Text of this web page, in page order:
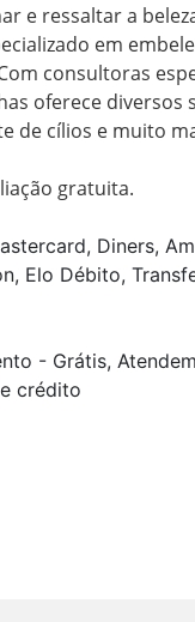
e ressaltar a
em
consultoras
oferece
de cílios e muito
gratuita.
Diners,
Elo Débito,
- Grátis,
crédito